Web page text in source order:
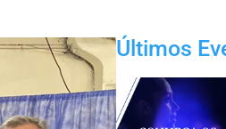
Últimos